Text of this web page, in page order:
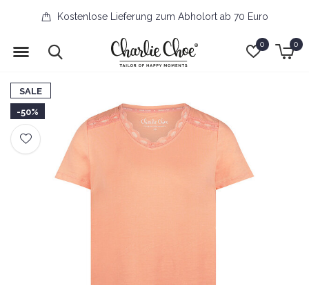
0 0
Kostenlose Lieferung zum Abholort ab 70 Euro
SALE
-50%